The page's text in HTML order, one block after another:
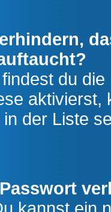
du
aktivierst,
der Liste